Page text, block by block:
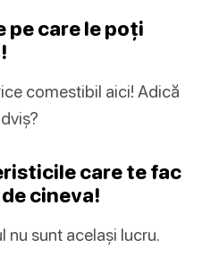
pe care le poți
comestibil aici! Adică
care te fac
cineva!
nu sunt același lucru.